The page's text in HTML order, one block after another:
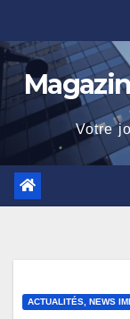
to
content
Votre
ACTUALITÉS, NEWS